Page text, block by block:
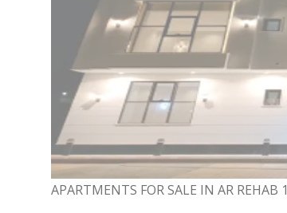
APARTMENTS FOR SALE IN AR REHAB 1